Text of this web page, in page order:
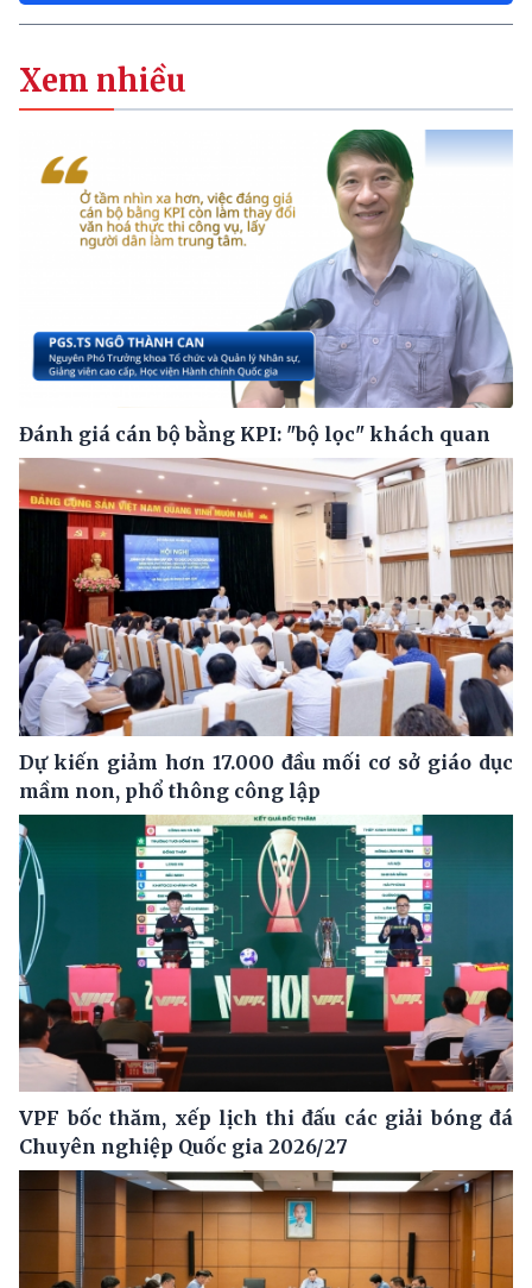
Xem nhiều
Đánh giá cán bộ bằng KPI: "bộ lọc" khách quan
Dự kiến giảm hơn 17.000 đầu mối cơ sở giáo dục
mầm non, phổ thông công lập
VPF bốc thăm, xếp lịch thi đấu các giải bóng đá
Chuyên nghiệp Quốc gia 2026/27